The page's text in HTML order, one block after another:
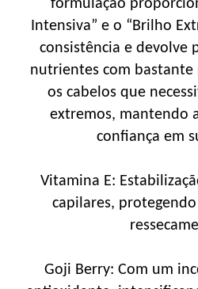
formulação
Intensiva” e o “Brilho
consistência e devolve
nutrientes com
os cabelos que
extremos, mantendo
confiança em
Vitamina E:
capilares,
Goji Berry: Com um